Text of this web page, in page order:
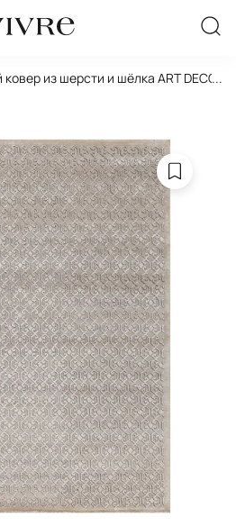
из шерсти и шёлка ART DECO...